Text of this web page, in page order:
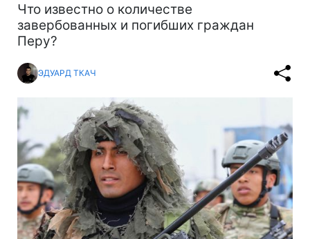
Что известно о количестве
завербованных и погибших граждан
Перу?
ЭДУАРД ТКАЧ